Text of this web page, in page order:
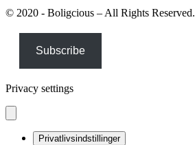
© 2020 - Boligcious – All Rights Reserved.
Subscribe
Privacy settings
Privatlivsindstillinger